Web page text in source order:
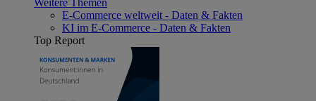
E-Commerce weltweit - Daten & Fakten
KI im E-Commerce - Daten & Fakten
Top Report